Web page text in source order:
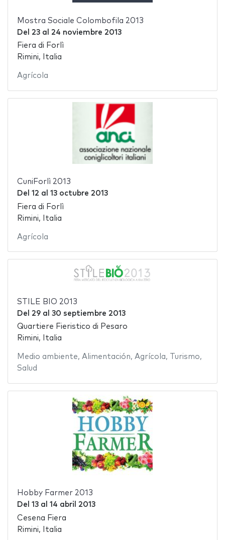
Mostra Sociale Colombofila 2013
Del 23al 24 noviembre 2013
Fiera di Forlì
Rimini, Italia
Agrícola
CuniForlì 2013
Del 12 al 13 octubre 2013
Fiera di Forlì
Rimini, Italia
Agrícola
STILE BIO 2013
Del 29al 30 septiembre 2013
Quartiere Fieristico di Pesaro
Rimini, Italia
Medio ambiente, Alimentación, Agrícola, Turismo,
Salud
Hobby Farmer 2013
Del 13al 14 abril 2013
Cesena Fiera
Rimini, Italia